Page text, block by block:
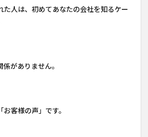
た人は、初めてあなたの会社を知るケー
がありません。
客様の声」です。